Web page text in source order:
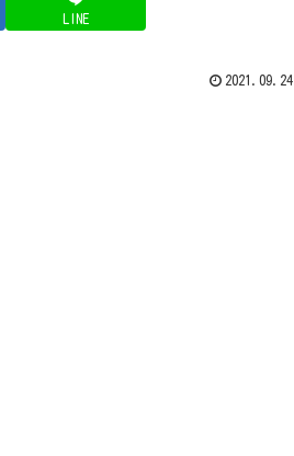
LINE
2021.09.24